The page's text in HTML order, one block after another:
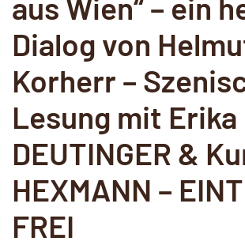
Dialog von
Korherr –
Lesung mit Erika
DEUTINGER &
HEXMANN –
FREI